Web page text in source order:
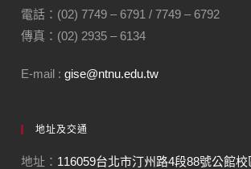
電話：(02) 7749 – 6791 / 7749 – 6792
傳真：(02) 2935 – 6134
E-mail :gise@ntnu.edu.tw
地址及交通
地址： 116059台北市汀州路4段88號公館